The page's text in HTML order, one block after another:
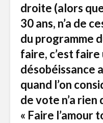
droite (alors
30 ans, n’a de
du programme
faire, c’est
désobéissance
quand l’on
de vote n’a
« Faire l’amour